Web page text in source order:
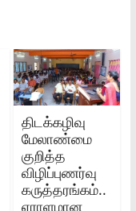
திடக்கழிவு
மேலாண்மை
குறித்த
விழிப்புணர்வு
கருத்தரங்கம்..
ஏராளமான